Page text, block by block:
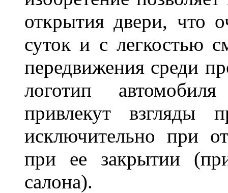
открытия двери, что
суток и с легкостью
передвижения среди
логотип
привлекут взгляды
исключительно при
при ее закрытии
салона).